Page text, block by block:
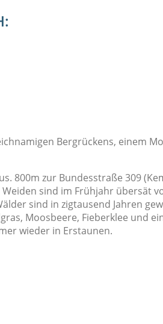
Bergrückens, einem
800m zur Bundesstraße 309
sind im Frühjahr übersät
sind in zigtausend Jahren
Moosbeere, Fieberklee und
wieder in Erstaunen.